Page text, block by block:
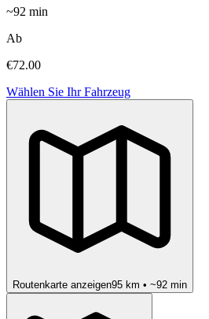
~92 min
Ab
€72.00
Wählen Sie Ihr Fahrzeug
Routenkarte anzeigen95 km • ~92 min